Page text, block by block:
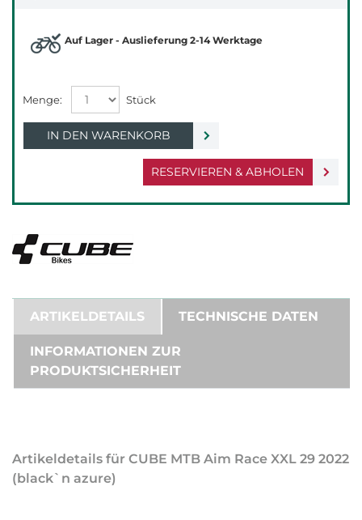
RESERVIEREN & ABHOLEN
Auf Lager - Auslieferung 2-14 Werktage
IN DEN WARENKORB
ARTIKELDETAILS TECHNISCHE DATEN
INFORMATIONEN ZUR
PRODUKTSICHERHEIT
Artikeldetails für CUBE MTB Aim Race XXL 29 2022
(black`n azure)